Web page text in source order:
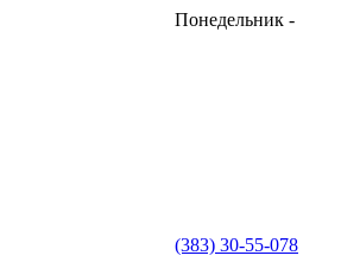
Понедельник -
(383) 30-55-078